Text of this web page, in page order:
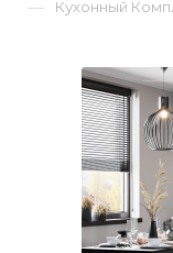
— Кухонный